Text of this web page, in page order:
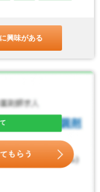
興味がある